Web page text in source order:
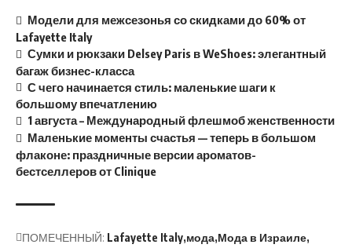
Модели для межсезонья со скидками до 60% от
Lafayette Italy
Сумки и рюкзаки Delsey Paris в WeShoes: элегантный
багаж бизнес-класса
С чего начинается стиль: маленькие шаги к
большому впечатлению
1 августа – Международный флешмоб женственности
Маленькие моменты счастья — теперь в большом
флаконе: праздничные версии ароматов-
бестселлеров от Clinique
ПОМЕЧЕННЫЙ: Lafayette Italy мода Мода в Израиле